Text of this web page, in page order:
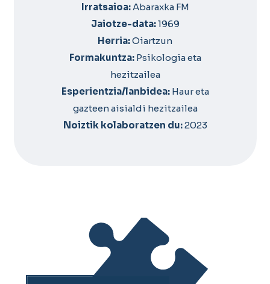
Irratsaioa:Abaraxka FM
Jaiotze-data:1969
Herria:Oiartzun
Formakuntza:Psikologia eta
hezitzailea
Esperientzia/lanbidea:Haur eta
gazteen aisialdi hezitzailea
Noiztik kolaboratzen du:2023